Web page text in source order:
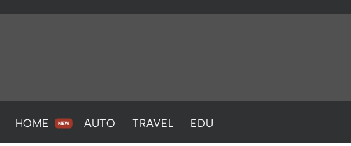
HOME AUTO TRAVEL EDU